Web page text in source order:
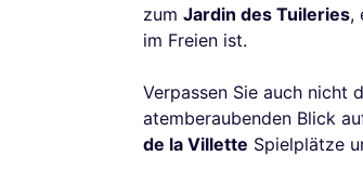
zum Jardin des Tuileries,
im Freien ist.
Verpassen Sie auch nicht
atemberaubenden Blick
de la Villette Spielplätze